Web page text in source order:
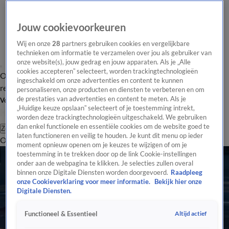
Overzicht Laatste nieuws Regionieuws Het beste van Hart
Tip de
redactie
Volg Hart van Nederland
Zoeken
OverzichtRegioUitzendingenWeerTip de redactiePanelVideo's
Jouw cookievoorkeuren
Wij en onze28 partners gebruiken cookies en vergelijkbare
technieken om informatie te verzamelen over jou als gebruiker van
onze website(s), jouw gedrag en jouw apparaten. Als je „Alle
cookies accepteren” selecteert, worden trackingtechnologieën
ingeschakeld om onze advertenties en content te kunnen
personaliseren, onze producten en diensten te verbeteren en om
de prestaties van advertenties en content te meten. Als je
„Huidige keuze opslaan” selecteert of je toestemming intrekt,
worden deze trackingtechnologieën uitgeschakeld. We gebruiken
dan enkel functionele en essentiële cookies om de website goed te
laten functioneren en veilig te houden. Je kunt dit menu op ieder
moment opnieuw openen om je keuzes te wijzigen of om je
toestemming in te trekken door op de link Cookie-instellingen
onder aan de webpagina te klikken. Je selecties zullen overal
binnen onze Digitale Diensten worden doorgevoerd. Raadpleeg
onze Cookieverklaring voor meer informatie.
Bekijk hier onze
Digitale Diensten.
Functioneel & Essentieel Altijd actief